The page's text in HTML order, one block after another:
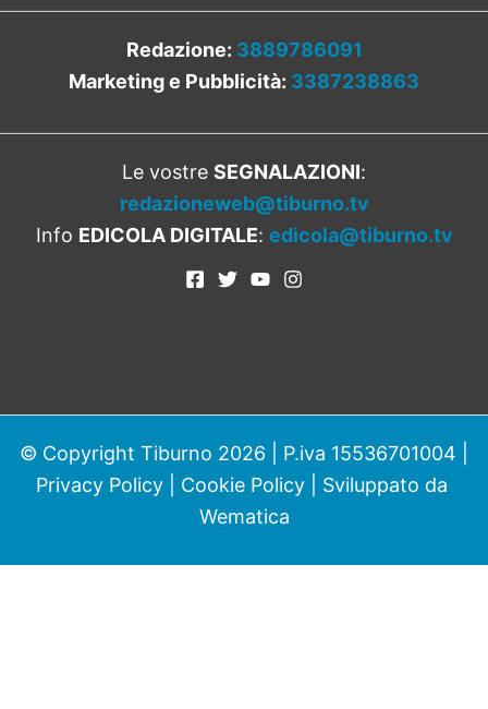
Redazione: 3889786091
Marketing e Pubblicità: 3387238863
Le vostre SEGNALAZIONI:
redazioneweb@tiburno.tv
Info EDICOLA DIGITALE: edicola@tiburno.tv
© Copyright Tiburno 2026 | P.iva 15536701004 |
Privacy Policy| Cookie Policy| Sviluppato da
Wematica